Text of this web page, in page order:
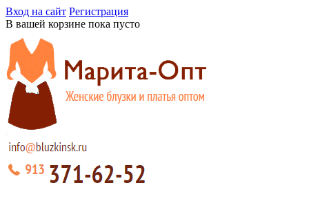
Вход на сайт Регистрация
В вашей корзине пока пусто